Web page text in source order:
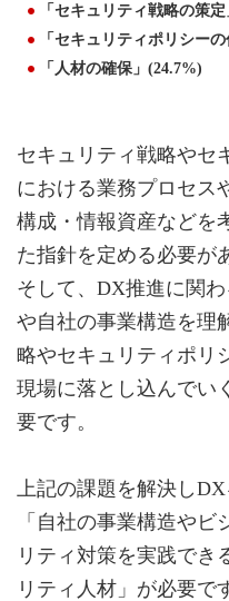
「セキュリティ戦略の策
「セキュリティポリシー
「人材の確保」(24.7%)
セキュリティ戦略やセ
における業務プロセス
構成・情報資産などを
た指針を定める必要が
そして、DX推進に関
や自社の事業構造を理
略やセキュリティポリ
現場に落とし込んでい
要です。
上記の課題を解決し
「自社の事業構造やビ
リティ対策を実践でき
リティ人材」が必要で